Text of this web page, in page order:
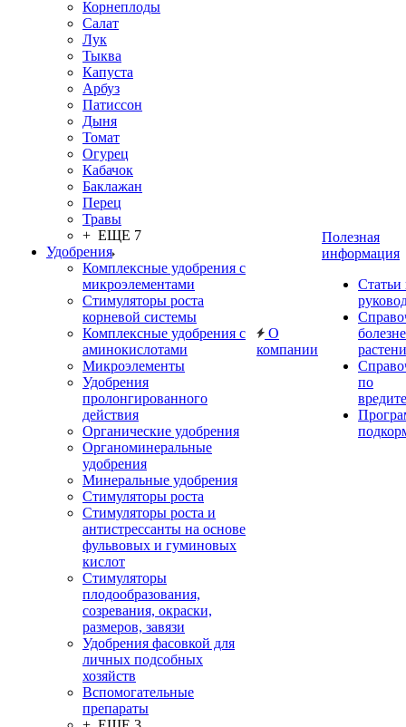
Корнеплоды
Салат
Лук
Тыква
Капуста
Арбуз
Патиссон
Дыня
Томат
Огурец
Кабачок
Баклажан
Перец
Травы
+ ЕЩЕ 7
Удобрения
Комплексные удобрения с
микроэлементами
Стимуляторы роста
корневой системы
Комплексные удобрения с
аминокислотами
Микроэлементы
Удобрения
пролонгированного
действия
Органические удобрения
Органоминеральные
удобрения
Минеральные удобрения
Стимуляторы роста
Стимуляторы роста и
антистрессанты на основе
фульвовых и гуминовых
кислот
Стимуляторы
плодообразования,
созревания, окраски,
размеров, завязи
Удобрения фасовкой для
личных подсобных
хозяйств
Вспомогательные
препараты
О
компании
Полезная
информация
Статьи
по